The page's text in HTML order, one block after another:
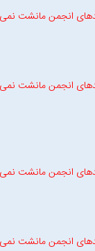
انجمن مانشت
انجمن مانشت
انجمن مانشت
انجمن مانشت